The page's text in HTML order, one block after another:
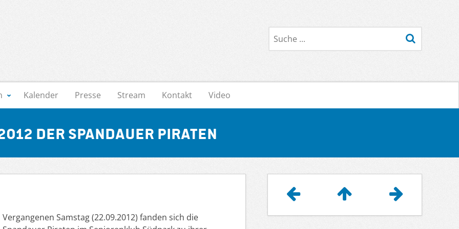
Suche
Kalender Presse Stream Kontakt Video
der Spandauer Piraten
Vergangenen Samstag (22.09.2012) fanden sich die